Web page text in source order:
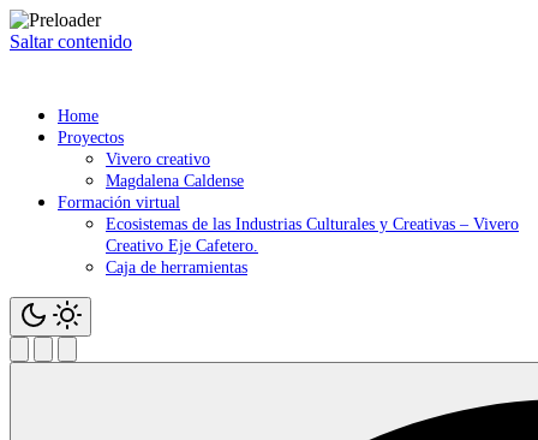
Saltar contenido
Home
Proyectos
Vivero creativo
Magdalena Caldense
Formación virtual
Ecosistemas de las Industrias Culturales y Creativas – Vivero
Creativo Eje Cafetero.
Caja de herramientas